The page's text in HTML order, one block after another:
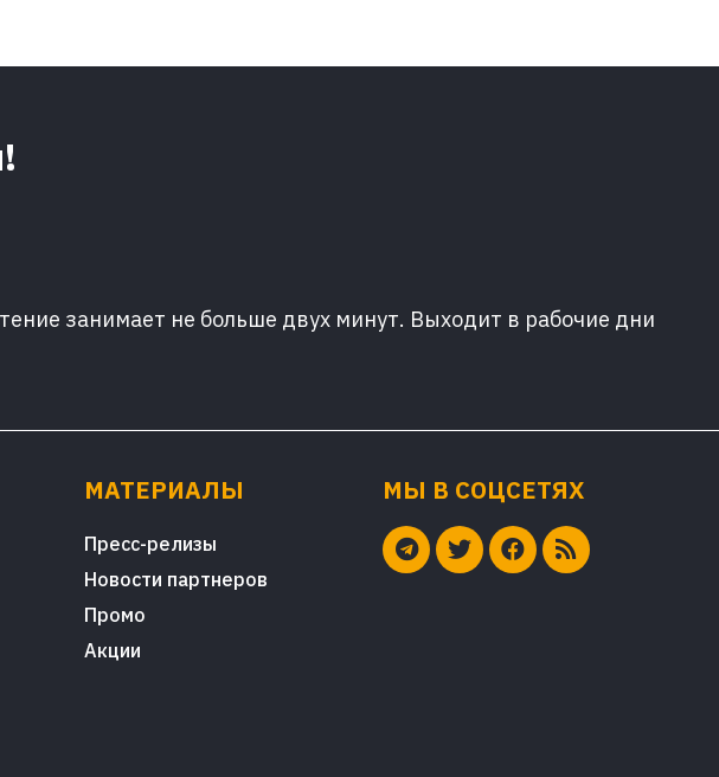
занимает не больше двух минут. Выходит в рабочие дни
МАТЕРИАЛЫ
Пресс-релизы
Новости партнеров
Промо
Акции
МЫ В СОЦСЕТЯХ